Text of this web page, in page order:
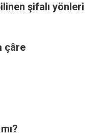
şifalı yönleri
çâre